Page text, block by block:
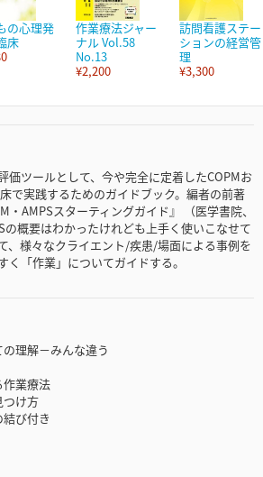
の心理発
床
作業療法ジャー
ナル Vol.58
No.13
¥2,200
訪問看護ステー
ションの経営管
理
¥3,300
価ツールとして、今や完全に定着したCOPMお
で実践するためのガイドブック。編者の前著
・AMPSスターティングガイド』 （医学書院、
の概要はわかったけれども上手く使いこなせて
、様々なクライエント/疾患/場面による事例を
「作業」についてガイドする。
理解－みんな違う
業療法
け方
び付き